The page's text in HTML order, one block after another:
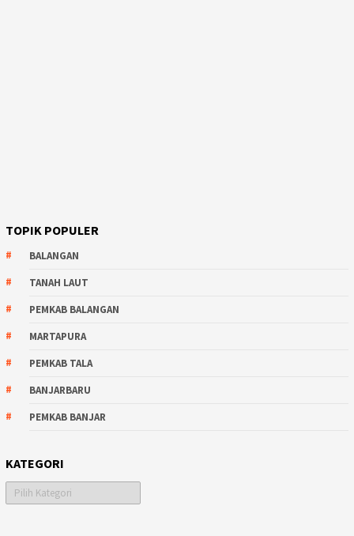
TOPIK POPULER
BALANGAN
TANAH LAUT
PEMKAB BALANGAN
MARTAPURA
PEMKAB TALA
BANJARBARU
PEMKAB BANJAR
KATEGORI
Kategori